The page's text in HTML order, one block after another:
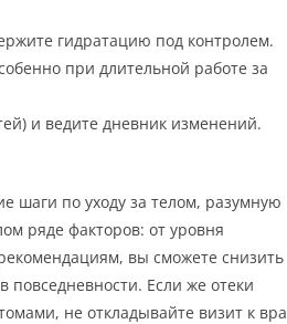
гидратацию под контролем.
при длительной работе за
и ведите дневник изменений.
шаги по уходу за телом, разумную
ряде факторов: от уровня
вы сможете снизить
повседневности. Если же отеки
не откладывайте визит к